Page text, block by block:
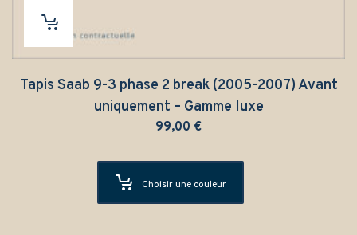
Tapis Saab 9-3 phase 2 break (2005-2007) Avant
uniquement – Gamme luxe
99,00 €
Choisir une couleur